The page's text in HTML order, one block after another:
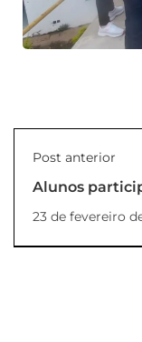
Post anterior
Alunos
da Blitz da
23 de fevereiro